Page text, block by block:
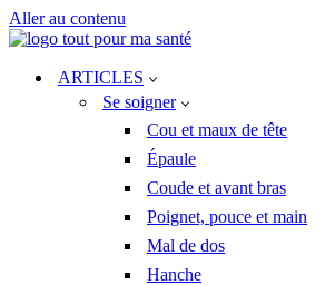
Aller au contenu
ARTICLES
Se soigner
Cou et maux de tête
Épaule
Coude et avant bras
Poignet, pouce et main
Mal de dos
Hanche